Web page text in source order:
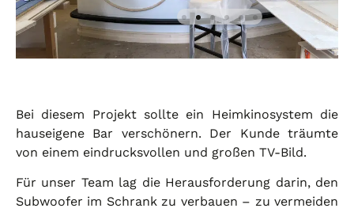
Bei diesem Projekt sollte ein Heimkinosystem die
hauseigene Bar verschönern. Der Kunde träumte
von einem eindrucksvollen und großen TV-Bild.
Für unser Team lag die Herausforderung darin, den
Subwoofer im Schrank zu verbauen – zu vermeiden